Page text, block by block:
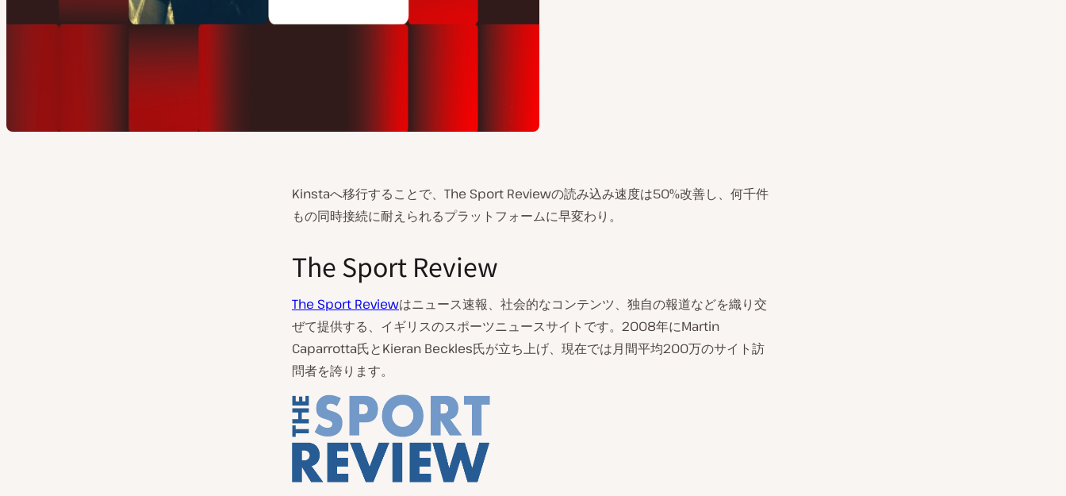
Kinstaへ移行することで、The Sport Reviewの読み込み速度は50%改善し、何千件
もの同時接続に耐えられるプラットフォームに早変わり。
The Sport Review
The Sport Reviewはニュース速報、社会的なコンテンツ、独自の報道などを織り交
ぜて提供する、イギリスのスポーツニュースサイトです。2008年にMartin
Caparrotta氏とKieran Beckles氏が立ち上げ、現在では月間平均200万のサイト訪
問者を誇ります。